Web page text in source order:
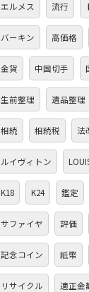
エルメス 流行
バーキン 高価格
金貨 中国切手
生前整理 遺品整理
相続 相続税 法
ルイヴィトン
K18 K24 鑑定
サファイヤ 評価
記念コイン 紙幣
リサイクル 適正金